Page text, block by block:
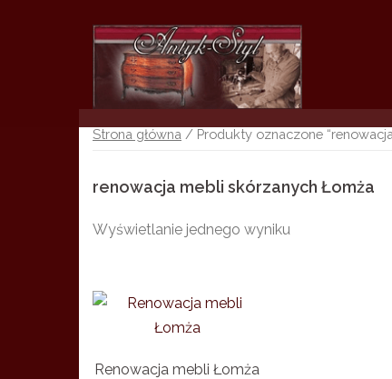
Strona główna / Produkty oznaczone
renowacja mebli skórzanych Łomża
Wyświetlanie jednego wyniku
Renowacja mebli Łomża